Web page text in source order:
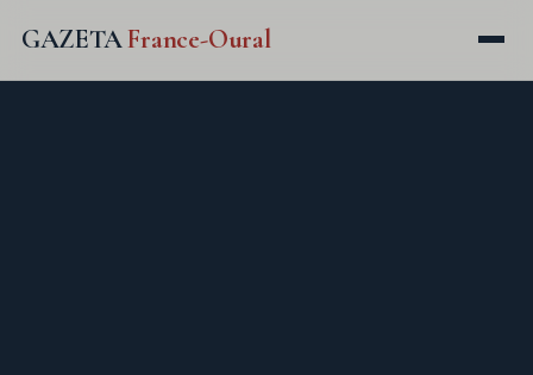
GAZETAFrance-Oural